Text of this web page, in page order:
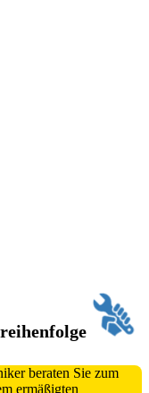
beraten Sie zum
ermäßigten